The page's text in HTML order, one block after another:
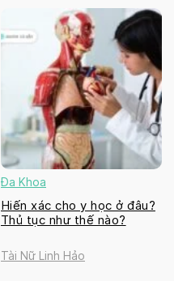
Đa Khoa
Hiến xác cho y học ở đâu?
Thủ tục như thế nào?
Tài Nữ Linh Hảo